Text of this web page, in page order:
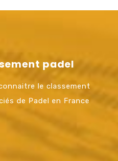
padel
le classement
de Padel en France